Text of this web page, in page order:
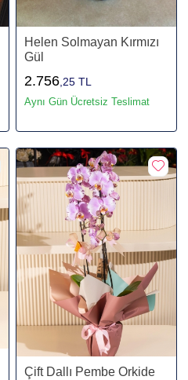
Helen Solmayan Kırmızı
Gül
2.756 ,25 TL
Aynı Gün Ücretsiz Teslimat
Çift Dallı Pembe Orkide